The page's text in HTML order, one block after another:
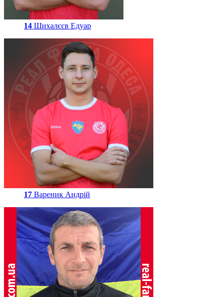
14 Шихалєєв Едуар
17 Вареник Андрій